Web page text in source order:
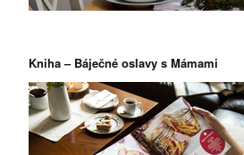
Kniha – Báječné oslavy s Mámami